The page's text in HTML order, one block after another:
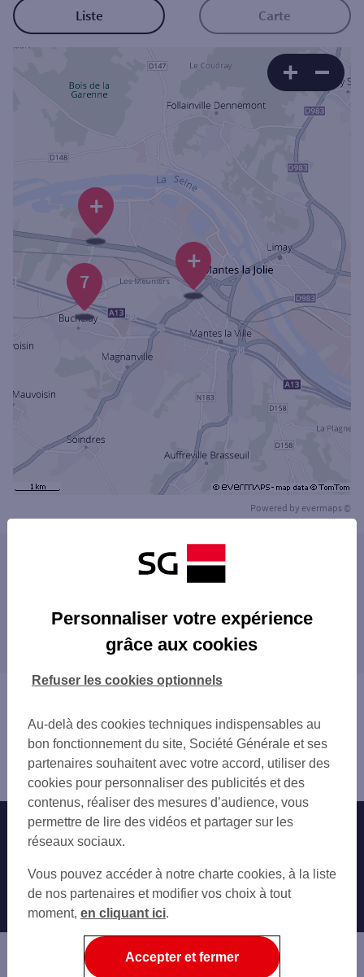
Autour de moi
Ville / Code postal
Rue
Liste Carte
7
+
+
Powered by evermaps ©
Les distributeurs/automates dans les villes à
MANTES-LA-VILLE
AUBERGENVILLE
VERNEUIL-SUR-SEINE
VERNON
PLAISIR
LES CLAYES-SOUS-BOIS
Les distributeurs/automates dans les
départements limitrophes
28 EURE-ET-LOIR
92 HAUTS-DE-SEINE
95 VAL-D'OISE
Yvelines
Nos engagements Nous contacter
Autres sites SG
Professionnels
Entreprises
Associations
Personnaliser votre expérience
grâce aux cookies
Au-delà des cookies techniques indispensables au
bon fonctionnement du site, Société Générale et ses
partenaires souhaitent avec votre accord, utiliser des
cookies pour personnaliser des publicités et des
contenus, réaliser des mesures d’audience, vous
permettre de lire des vidéos et partager sur les
réseaux sociaux.
Vous pouvez accéder à notre charte cookies, à la liste
de nos partenaires et modifier vos choix à tout
moment, en cliquant ici.
Refuser les cookies optionnels
Accepter et fermer